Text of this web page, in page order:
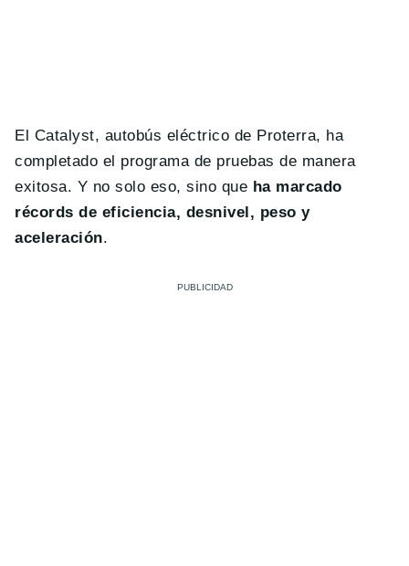
El Catalyst, autobús eléctrico de Proterra, ha
completado el programa de pruebas de manera
exitosa. Y no solo eso, sino que ha marcado
récords de eficiencia, desnivel, peso y
aceleración.